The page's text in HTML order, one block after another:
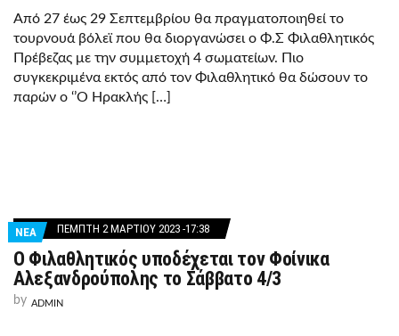
Από 27 έως 29 Σεπτεμβρίου θα πραγματοποιηθεί το
τουρνουά βόλεϊ που θα διοργανώσει ο Φ.Σ Φιλαθλητικός
Πρέβεζας με την συμμετοχή 4 σωματείων. Πιο
συγκεκριμένα εκτός από τον Φιλαθλητικό θα δώσουν το
παρών ο ‘’Ο Ηρακλής […]
ΝΕΑ ΠΈΜΠΤΗ 2 ΜΑΡΤΊΟΥ 2023 -17:38
Ο Φιλαθλητικός υποδέχεται τον Φοίνικα
Αλεξανδρούπολης το Σάββατο 4/3
by ADMIN